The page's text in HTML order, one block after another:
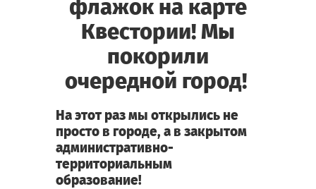
флажок на карте
Квестории! Мы
покорили
очередной город!
На этот раз мы открылись не
просто в городе, а в закрытом
административно-
территориальным
образование!